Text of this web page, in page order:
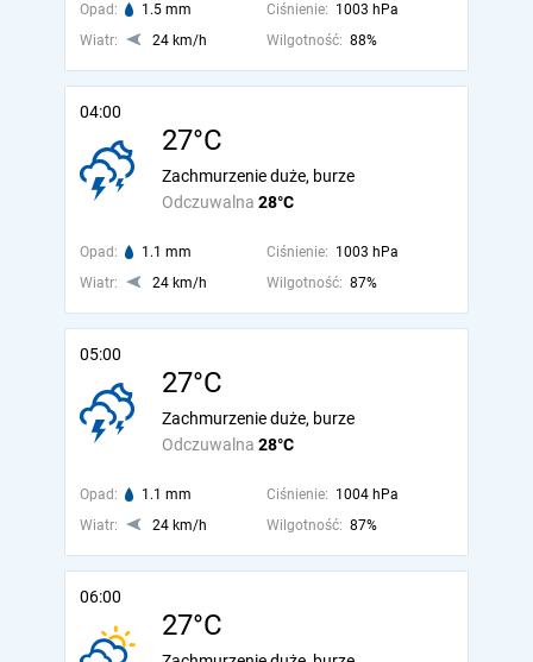
Opad: 1.5 mm Ciśnienie: 1003 hPa
Wiatr:
24 km/h Wilgotność: 88%
04:00
27°C
Odczuwalna 28°C
Zachmurzenie duże, burze
Opad: 1.1 mm Ciśnienie: 1003 hPa
Wiatr:
24 km/h Wilgotność: 87%
05:00
27°C
Odczuwalna 28°C
Zachmurzenie duże, burze
Opad: 1.1 mm Ciśnienie: 1004 hPa
Wiatr:
24 km/h Wilgotność: 87%
06:00
27°C